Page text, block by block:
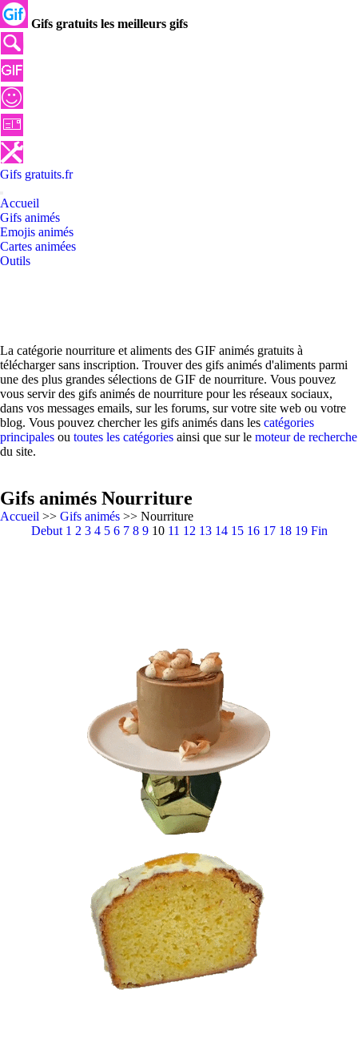
Gifs gratuits les meilleurs gifs
Gifs gratuits.fr
Accueil
Gifs animés
Emojis animés
Cartes animées
Outils
La catégorie nourriture et aliments des GIF animés gratuits à
télécharger sans inscription. Trouver des gifs animés d'aliments parmi
une des plus grandes sélections de GIF de nourriture. Vous pouvez
vous servir des gifs animés de nourriture pour les réseaux sociaux,
dans vos messages emails, sur les forums, sur votre site web ou votre
blog. Vous pouvez chercher les gifs animés dans les catégories
principales ou toutes les catégories ainsi que sur le moteur de recherche
du site.
Gifs animés Nourriture
Accueil >> Gifs animés >> Nourriture
Debut 1 2 3 4 5 6 7 8 9 10 11 12 13 14 15 16 17 18 19 Fin